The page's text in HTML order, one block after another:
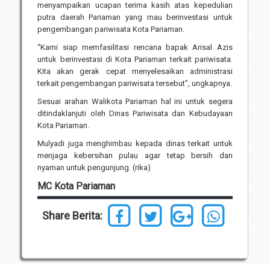
menyampaikan ucapan terima kasih atas kepedulian
putra daerah Pariaman yang mau berinvestasi untuk
pengembangan pariwisata Kota Pariaman.
“Kami siap memfasilitasi rencana bapak Arisal Azis
untuk berinvestasi di Kota Pariaman terkait pariwisata.
Kita akan gerak cepat menyelesaikan administrasi
terkait pengembangan pariwisata tersebut”, ungkapnya.
Sesuai arahan Walikota Pariaman hal ini untuk segera
ditindaklanjuti oleh Dinas Pariwisata dan Kebudayaan
Kota Pariaman.
Mulyadi juga menghimbau kepada dinas terkait untuk
menjaga kebersihan pulau agar tetap bersih dan
nyaman untuk pengunjung. (rika)
MC Kota Pariaman
Share Berita: